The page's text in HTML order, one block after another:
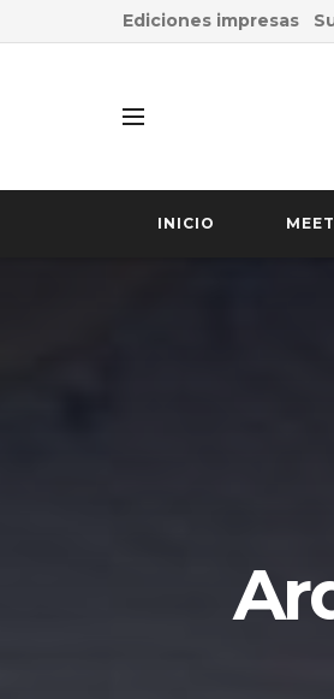
Ediciones impresas
INICIO